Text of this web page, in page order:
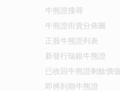
牛熊證搜尋
牛熊證街貨分佈圖
正股牛熊證列表
新發行瑞銀牛熊證
已收回牛熊證剩餘價值
即將到期牛熊證